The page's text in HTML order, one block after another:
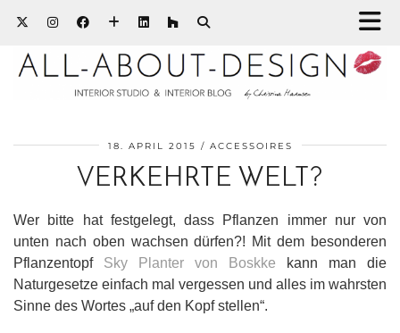
18. APRIL 2015 ACCESSOIRES
VERKEHRTE WELT?
Wer bitte hat festgelegt, dass Pflanzen immer nur von
unten nach oben wachsen dürfen?! Mit dem besonderen
Pflanzentopf Sky Planter von Boskke kann man die
Naturgesetze einfach mal vergessen und alles im wahrsten
Sinne des Wortes „auf den Kopf stellen“.